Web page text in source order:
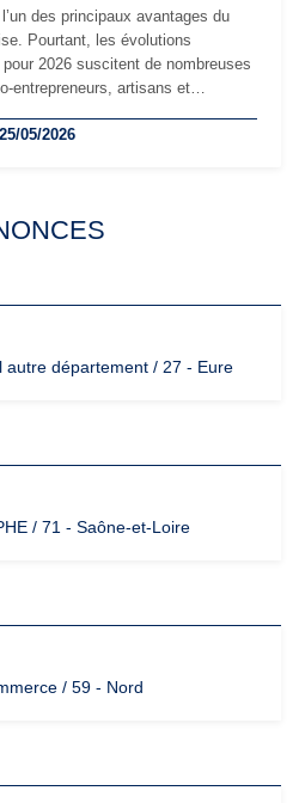
des principaux avantages du
Pourtant, les évolutions
2026 suscitent de nombreuses
entrepreneurs, artisans et
vers la TVA : les règles
25/05/2026
autre département / 27 - Eure
/ 71 - Saône-et-Loire
/ 59 - Nord